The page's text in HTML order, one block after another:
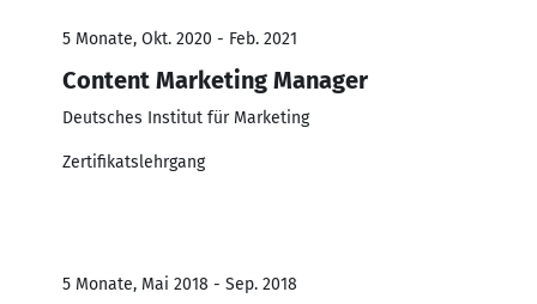
5 Monate, Okt. 2020 - Feb. 2021
Content Marketing Manager
Deutsches Institut für Marketing
Zertifikatslehrgang
5 Monate, Mai 2018 - Sep. 2018